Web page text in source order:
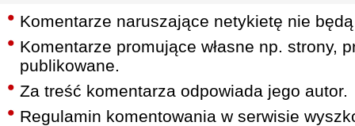
Komentarze naruszające netykietę nie
Komentarze promujące własne np. strony,
publikowane.
Za treść komentarza odpowiada jego autor.
Regulamin komentowania w serwisie